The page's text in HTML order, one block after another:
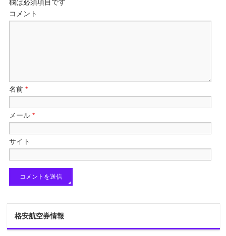
欄は必須項目です
コメント
名前*
メール*
サイト
格安航空券情報